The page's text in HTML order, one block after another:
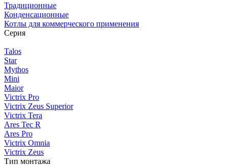
Традиционные
Конденсационные
Котлы для коммерческого применения
Серия
Talos
Star
Mythos
Mini
Maior
Victrix Pro
Victrix Zeus Superior
Victrix Tera
Ares Tec R
Ares Pro
Victrix Omnia
Victrix Zeus
Тип монтажа